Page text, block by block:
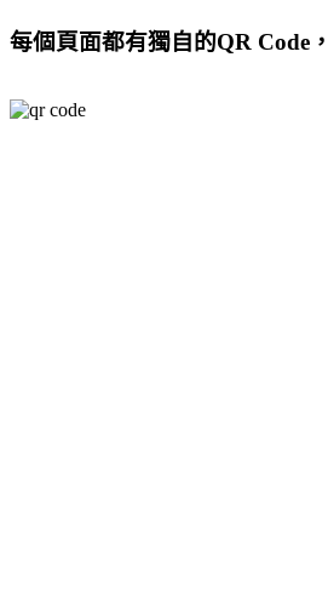
每個頁面都有獨自的QR Code